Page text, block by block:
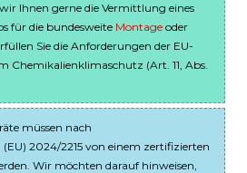
Ihnen gerne die Vermittlung eines
für die bundesweite Montage oder
Sie die Anforderungen der EU-
Chemikalienklimaschutz (Art. 11, Abs.
müssen nach
2024/2215 von einem zertifizierten
Wir möchten darauf hinweisen,